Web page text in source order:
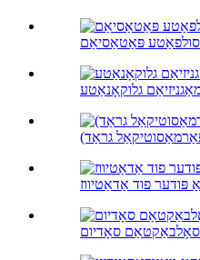
סולפאַטע פּאַטאַסיאַם
גלוקאָנאַטע
גראַד)
פּודער פוד אַדאַטיווז
סאָדיום